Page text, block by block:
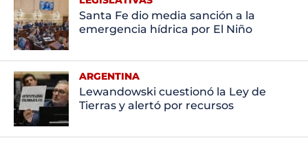
Santa Fe dio media sanción a la
emergencia hídrica por El Niño
ARGENTINA
Lewandowski cuestionó la Ley de
Tierras y alertó por recursos